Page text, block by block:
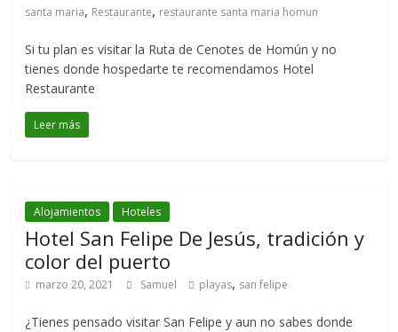
santa maria, Restaurante, restaurante santa maria homun
Si tu plan es visitar la Ruta de Cenotes de Homún y no
tienes donde hospedarte te recomendamos Hotel
Restaurante
Leer más
Alojamientos Hoteles
Hotel San Felipe De Jesús, tradición y
color del puerto
marzo 20, 2021 Samuel playas, san felipe
¿Tienes pensado visitar San Felipe y aun no sabes donde